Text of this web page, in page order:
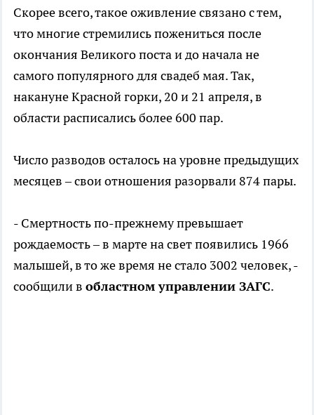
Скорее всего, такое оживление связано с тем,
что многие стремились пожениться после
окончания Великого поста и до начала не
самого популярного для свадеб мая. Так,
накануне Красной горки, 20 и 21 апреля, в
области расписались более 600 пар.
Число разводов осталось на уровне предыдущих
месяцев – свои отношения разорвали 874 пары.
- Смертность по-прежнему превышает
рождаемость – в марте на свет появились 1966
малышей, в то же время не стало 3002 человек, -
сообщили в областном управлении ЗАГС.